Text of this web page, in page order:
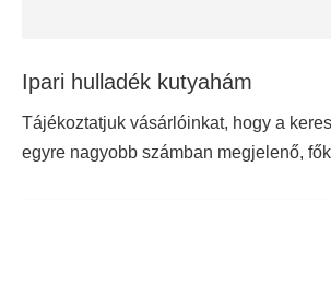
Ipari hulladék kutyahám
Tájékoztatjuk vásárlóinkat, hogy a
egyre nagyobb számban megjelenő,